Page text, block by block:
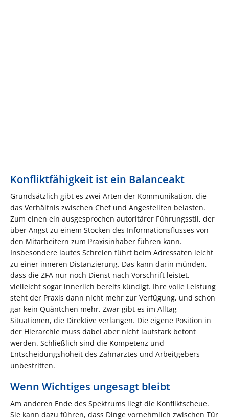
Konfliktfähigkeit ist ein Balanceakt
Grundsätzlich gibt es zwei Arten der Kommunikation, die
das Verhältnis zwischen Chef und Angestellten belasten.
Zum einen ein ausgesprochen autoritärer Führungsstil, der
über Angst zu einem Stocken des Informationsflusses von
den Mitarbeitern zum Praxisinhaber führen kann.
Insbesondere lautes Schreien führt beim Adressaten leicht
zu einer inneren Distanzierung. Das kann darin münden,
dass die ZFA nur noch Dienst nach Vorschrift leistet,
vielleicht sogar innerlich bereits kündigt. Ihre volle Leistung
steht der Praxis dann nicht mehr zur Verfügung, und schon
gar kein Quäntchen mehr. Zwar gibt es im Alltag
Situationen, die Direktive verlangen. Die eigene Position in
der Hierarchie muss dabei aber nicht lautstark betont
werden. Schließlich sind die Kompetenz und
Entscheidungshoheit des Zahnarztes und Arbeitgebers
unbestritten.
Wenn Wichtiges ungesagt bleibt
Am anderen Ende des Spektrums liegt die Konfliktscheue.
Sie kann dazu führen, dass Dinge vornehmlich zwischen Tür